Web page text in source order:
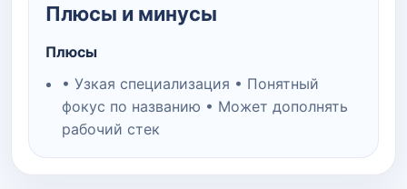
Плюсы и минусы
Плюсы
• Узкая специализация • Понятный
фокус по названию • Может дополнять
рабочий стек